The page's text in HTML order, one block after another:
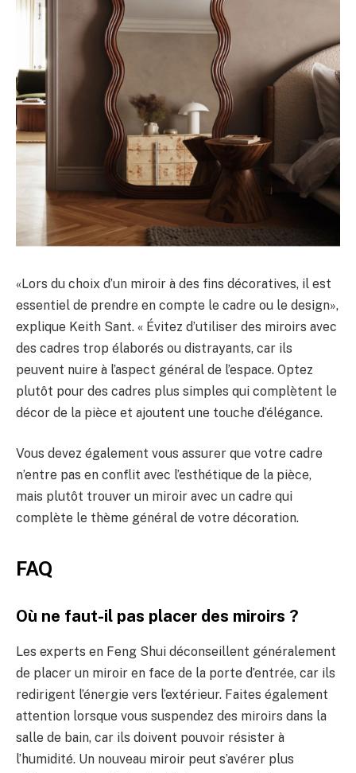
«Lors du choix d’un miroir à des fins décoratives, il est
essentiel de prendre en compte le cadre ou le design»,
explique Keith Sant. « Évitez d’utiliser des miroirs avec
des cadres trop élaborés ou distrayants, car ils
peuvent nuire à l’aspect général de l’espace. Optez
plutôt pour des cadres plus simples qui complètent le
décor de la pièce et ajoutent une touche d’élégance.
Vous devez également vous assurer que votre cadre
n’entre pas en conflit avec l’esthétique de la pièce,
mais plutôt trouver un miroir avec un cadre qui
complète le thème général de votre décoration.
FAQ
Où ne faut-il pas placer des miroirs ?
Les experts en Feng Shui déconseillent généralement
de placer un miroir en face de la porte d’entrée, car ils
redirigent l’énergie vers l’extérieur. Faites également
attention lorsque vous suspendez des miroirs dans la
salle de bain, car ils doivent pouvoir résister à
l’humidité. Un nouveau miroir peut s’avérer plus